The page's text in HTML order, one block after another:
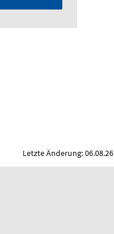
Letzte Änderung: 06.08.26